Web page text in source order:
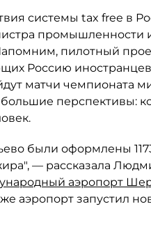
системы tax free в
промышленности
пилотный
Россию иностранцев
матчи чемпионата
перспективы:
были оформлены
— рассказала
аэропорт
аэропорт запустил